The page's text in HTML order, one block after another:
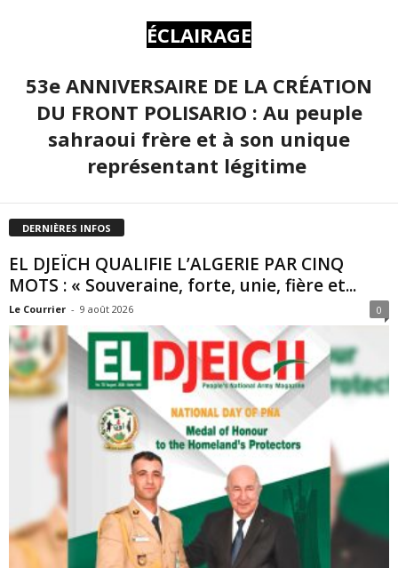
ÉCLAIRAGE
53e ANNIVERSAIRE DE LA CRÉATION
DU FRONT POLISARIO : Au peuple
sahraoui frère et à son unique
représentant légitime
DERNIÈRES INFOS
EL DJEÏCH QUALIFIE L’ALGERIE PAR CINQ
MOTS : « Souveraine, forte, unie, fière et...
Le Courrier - 9 août 2026 0